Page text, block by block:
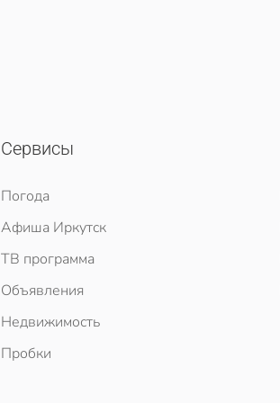
Сервисы
Погода
Афиша Иркутск
ТВ программа
Объявления
Недвижимость
Пробки